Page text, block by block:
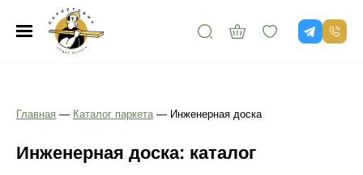
Главная — Каталог паркета — Инженерная доска
Инженерная доска: каталог